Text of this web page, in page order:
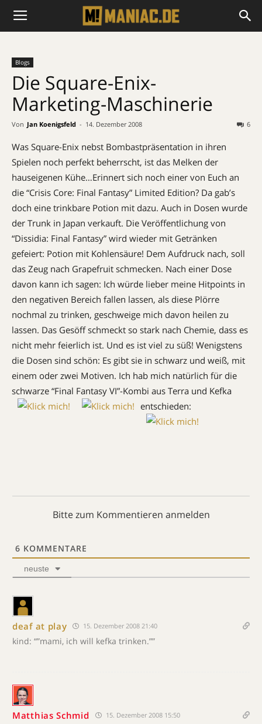
Blogs
Die Square-Enix-
Marketing-Maschinerie
Von Jan Koenigsfeld - 14. Dezember 2008 6
Was Square-Enix nebst Bombastpräsentation in ihren
Spielen noch perfekt beherrscht, ist das Melken der
hauseigenen Kühe…Erinnert sich noch einer von Euch an
die “Crisis Core: Final Fantasy” Limited Edition? Da gab’s
doch eine trinkbare Potion mit dazu. Auch in Dosen wurde
der Trunk in Japan verkauft. Die Veröffentlichung von
“Dissidia: Final Fantasy” wird wieder mit Getränken
gefeiert: Potion mit Kohlensäure! Dem Aufdruck nach, soll
das Zeug nach Grapefruit schmecken. Nach einer Dose
davon kann ich sagen: Ich würde lieber meine Hitpoints in
den negativen Bereich fallen lassen, als diese Plörre
nochmal zu trinken, geschweige mich davon heilen zu
lassen. Das Gesöff schmeckt so stark nach Chemie, dass es
nicht mehr feierlich ist. Und es ist viel zu süß! Wenigstens
die Dosen sind schön: Es gibt sie in schwarz und weiß, mit
einem oder zwei Motiven. Ich hab mich natürlich für die
schwarze “Final Fantasy VI”-Kombi aus Terra und Kefka
entschieden:
Bitte zum Kommentieren anmelden
6 KOMMENTARE
neuste
deaf at play 15. Dezember 2008 21:40
kind: “”mami, ich will kefka trinken.””
Matthias Schmid 15. Dezember 2008 15:50